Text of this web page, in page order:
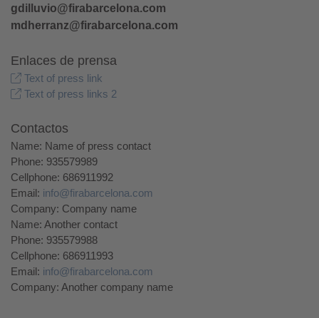
gdilluvio@firabarcelona.com
mdherranz@firabarcelona.com
Enlaces de prensa
Text of press link
Text of press links 2
Contactos
Name: Name of press contact
Phone: 935579989
Cellphone: 686911992
Email: info@firabarcelona.com
Company: Company name
Name: Another contact
Phone: 935579988
Cellphone: 686911993
Email: info@firabarcelona.com
Company: Another company name